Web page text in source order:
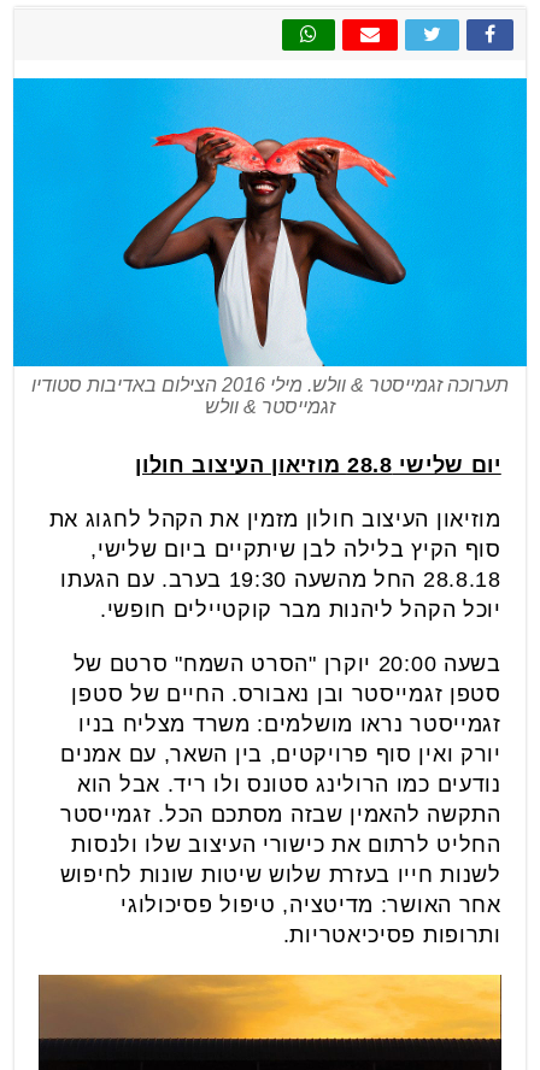
תערוכה זגמייסטר & וולש. מילי 2016 הצילום באדיבות סטודיו
זגמייסטר & וולש
יום שלישי 28.8 מוזיאון העיצוב חולון
מוזיאון העיצוב חולון מזמין את הקהל לחגוג את
סוף הקיץ בלילה לבן שיתקיים ביום שלישי,
28.8.18 החל מהשעה 19:30 בערב. עם הגעתו
יוכל הקהל ליהנות מבר קוקטיילים חופשי.
בשעה 20:00 יוקרן "הסרט השמח" סרטם של
סטפן זגמייסטר ובן נאבורס. החיים של סטפן
זגמייסטר נראו מושלמים: משרד מצליח בניו
יורק ואין סוף פרויקטים, בין השאר, עם אמנים
נודעים כמו הרולינג סטונס ולו ריד. אבל הוא
התקשה להאמין שבזה מסתכם הכל. זגמייסטר
החליט לרתום את כישורי העיצוב שלו ולנסות
לשנות חייו בעזרת שלוש שיטות שונות לחיפוש
אחר האושר: מדיטציה, טיפול פסיכולוגי
ותרופות פסיכיאטריות.